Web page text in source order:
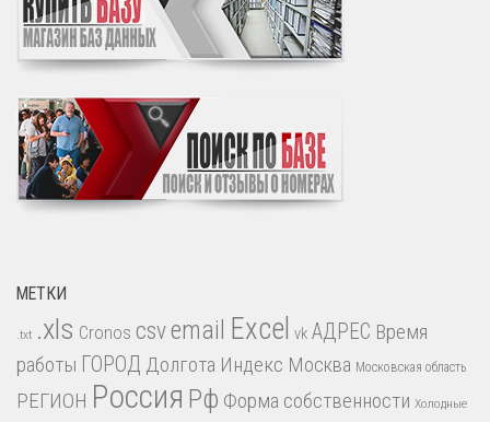
МЕТКИ
.txt .xls Cronos csvemail Excel vk АДРЕС Время
работы ГОРОД Долгота Индекс Москва Московская область
РЕГИОН Россия Рф Форма собственности Холодные